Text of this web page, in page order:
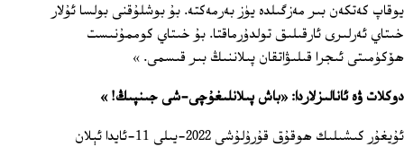
يوقاپ كەتكەن بىر مەزگىلدە يۈز بەرمەكتە. بۇ بوشلۇقنى بولسا ئۇلار
خىتاي ئەرلىرى ئارقىلىق تولدۇرماقتا. بۇ خىتاي كوممۇنىست
ھۆكۈمىتى ئىجرا قىلىۋاتقان پىلاننىڭ بىر قىسمى. »
دوكلات ۋە ئانالىزلاردا: «باش پىلانلىغۇچى-شى جىنپىڭ! »
ئۇيغۇر كىشىلىك ھوقۇق قۇرۇلۇشى 2022-يىلى 11-ئايدا ئېلان